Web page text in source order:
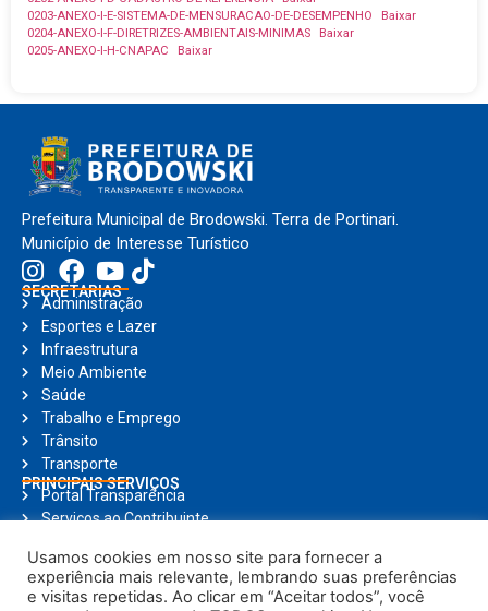
0203-ANEXO-I-E-SISTEMA-DE-MENSURACAO-DE-DESEMPENHO
Baixar
0204-ANEXO-I-F-DIRETRIZES-AMBIENTAIS-MINIMAS
Baixar
0205-ANEXO-I-H-CNAPAC
Baixar
Prefeitura Municipal de Brodowski. Terra de Portinari.
Município de Interesse Turístico
SECRETARIAS
Administração
Esportes e Lazer
Infraestrutura
Meio Ambiente
Saúde
Trabalho e Emprego
Trânsito
Transporte
PRINCIPAIS SERVIÇOS
Portal Transparência
Serviços ao Contribuinte
Ouvidoria
Holerite Online
Usamos cookies em nosso site para fornecer a
experiência mais relevante, lembrando suas preferências
e visitas repetidas. Ao clicar em “Aceitar todos”, você